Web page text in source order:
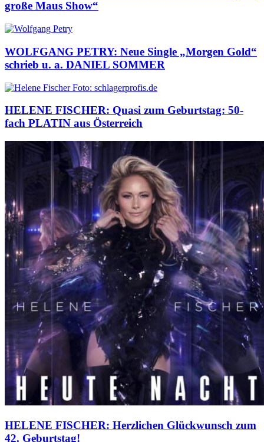
große Maus Show“
WOLFGANG PETRY: Neue Single „Morgen Gold“
schrieb u. a. DANIEL SOMMER
HELENE FISCHER: Quasi zum Geburtstag: 50-
fach PLATIN aus Österreich
HELENE FISCHER: Herzlichen Glückwunsch zum
42. Geburtstag!